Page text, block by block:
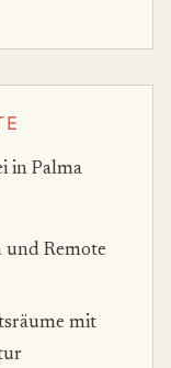
in Palma
und Remote
mit